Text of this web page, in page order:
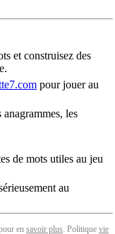
et construisez des
pour jouer au
les
de mots utiles au jeu
au
en savoir plus. Politique vie